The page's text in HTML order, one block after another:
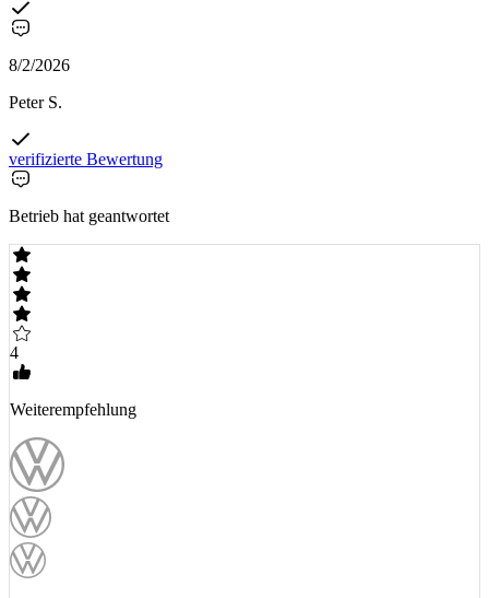
8/2/2026
Peter S.
verifizierte Bewertung
Betrieb hat geantwortet
4
Weiterempfehlung